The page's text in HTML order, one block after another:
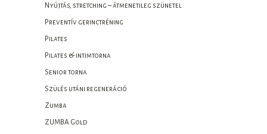
Nyújtás, stretching – átmenetileg szünetel
Preventív gerinctréning
Pilates
Pilates & intimtorna
Senior torna
Szülés utáni regeneráció
Zumba
ZUMBA Gold